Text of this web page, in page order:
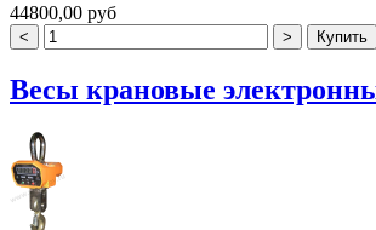
44800,00 руб
Весы крановые